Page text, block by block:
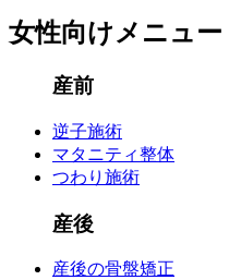
女性向けメニュー
産前
逆子施術
マタニティ整体
つわり施術
産後
産後の骨盤矯正